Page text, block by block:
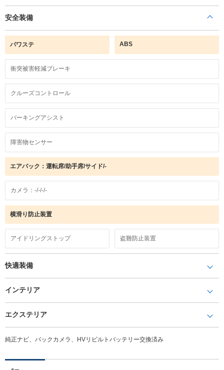
安全装備
パワステ ABS
衝突被害軽減ブレーキ
クルーズコントロール
パーキングアシスト
障害物センサー
エアバック：運転席/助手席/サイド/-
カメラ：-/-/-/-
横滑り防止装置
アイドリングストップ 盗難防止装置
快適装備
インテリア
エクステリア
純正ナビ、バックカメラ、HVリビルトバッテリー交換済み